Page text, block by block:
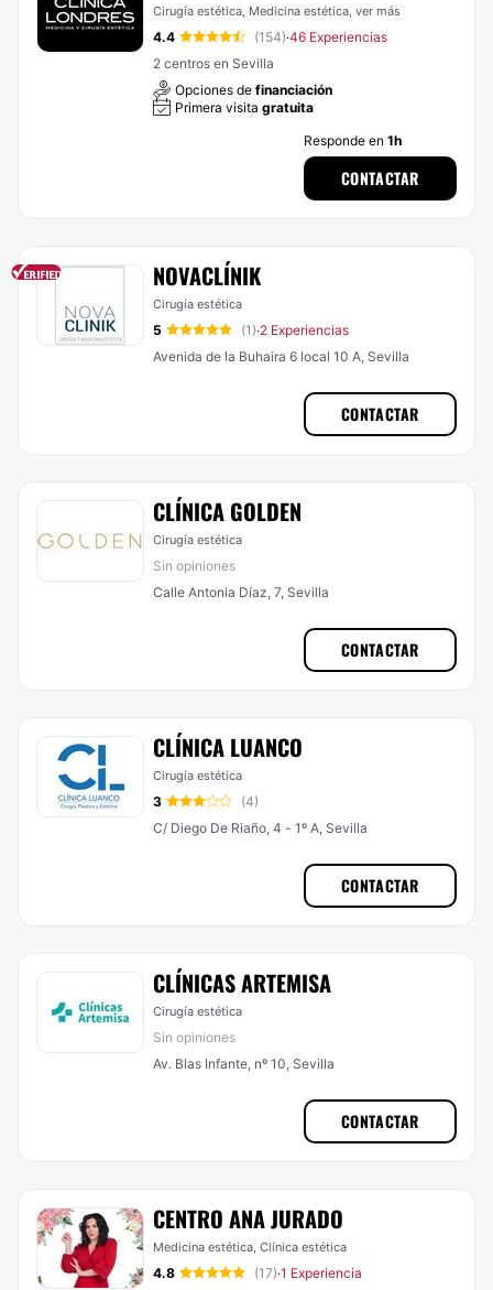
Cirugía estética, Medicina estética, ver más
4.4 (154)·46 Experiencias
2 centros en Sevilla
Opciones de financiación
Primera visita gratuita
Responde en 1h
CONTACTAR
NOVACLÍNIK
Cirugía estética
5 (1)·2 Experiencias
Avenida de la Buhaira 6 local 10 A, Sevilla
CONTACTAR
CLÍNICA GOLDEN
Cirugía estética
Sin opiniones
Calle Antonia Díaz, 7, Sevilla
CONTACTAR
CLÍNICA LUANCO
Cirugía estética
3
(4)
C/ Diego De Riaño, 4 - 1º A, Sevilla
CONTACTAR
CLÍNICAS ARTEMISA
Cirugía estética
Sin opiniones
Av. Blas Infante, nº 10, Sevilla
CONTACTAR
CENTRO ANA JURADO
Medicina estética, Clínica estética
4.8 (17)·1 Experiencia